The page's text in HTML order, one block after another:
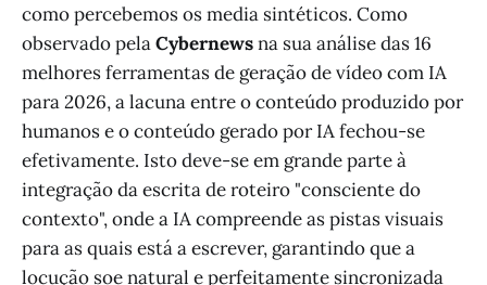
como percebemos os media sintéticos. Como
observado pelaCybernewsna sua análise das 16
melhores ferramentas de geração de vídeo com IA
para 2026, a lacuna entre o conteúdo produzido por
humanos e o conteúdo gerado por IA fechou-se
efetivamente. Isto deve-se em grande parte à
integração da escrita de roteiro "consciente do
contexto", onde a IA compreende as pistas visuais
para as quais está a escrever, garantindo que a
locução soe natural e perfeitamente sincronizada